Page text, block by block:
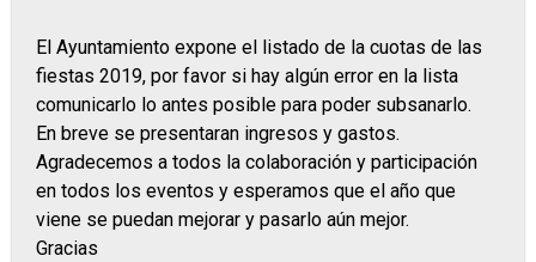
El Ayuntamiento expone el listado de la cuotas de las
fiestas 2019, por favor si hay algún error en la lista
comunicarlo lo antes posible para poder subsanarlo.
En breve se presentaran ingresos y gastos.
Agradecemos a todos la colaboración y participación
en todos los eventos y esperamos que el año que
viene se puedan mejorar y pasarlo aún mejor.
Gracias